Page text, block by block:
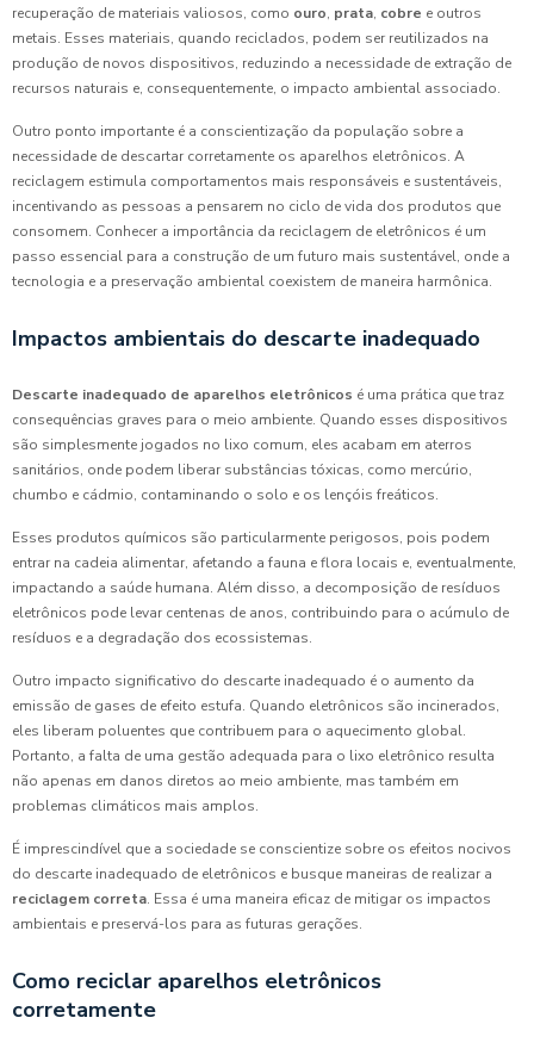
recuperação de materiais valiosos, como ouro, prata, cobre e outros
metais. Esses materiais, quando reciclados, podem ser reutilizados na
produção de novos dispositivos, reduzindo a necessidade de extração de
recursos naturais e, consequentemente, o impacto ambiental associado.
Outro ponto importante é a conscientização da população sobre a
necessidade de descartar corretamente os aparelhos eletrônicos. A
reciclagem estimula comportamentos mais responsáveis e sustentáveis,
incentivando as pessoas a pensarem no ciclo de vida dos produtos que
consomem. Conhecer a importância da reciclagem de eletrônicos é um
passo essencial para a construção de um futuro mais sustentável, onde a
tecnologia e a preservação ambiental coexistem de maneira harmônica.
Impactos ambientais do descarte inadequado
Descarte inadequado de aparelhos eletrônicos é uma prática que traz
consequências graves para o meio ambiente. Quando esses dispositivos
são simplesmente jogados no lixo comum, eles acabam em aterros
sanitários, onde podem liberar substâncias tóxicas, como mercúrio,
chumbo e cádmio, contaminando o solo e os lençóis freáticos.
Esses produtos químicos são particularmente perigosos, pois podem
entrar na cadeia alimentar, afetando a fauna e flora locais e, eventualmente,
impactando a saúde humana. Além disso, a decomposição de resíduos
eletrônicos pode levar centenas de anos, contribuindo para o acúmulo de
resíduos e a degradação dos ecossistemas.
Outro impacto significativo do descarte inadequado é o aumento da
emissão de gases de efeito estufa. Quando eletrônicos são incinerados,
eles liberam poluentes que contribuem para o aquecimento global.
Portanto, a falta de uma gestão adequada para o lixo eletrônico resulta
não apenas em danos diretos ao meio ambiente, mas também em
problemas climáticos mais amplos.
É imprescindível que a sociedade se conscientize sobre os efeitos nocivos
do descarte inadequado de eletrônicos e busque maneiras de realizar a
reciclagem correta. Essa é uma maneira eficaz de mitigar os impactos
ambientais e preservá-los para as futuras gerações.
Como reciclar aparelhos eletrônicos
corretamente